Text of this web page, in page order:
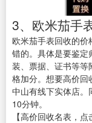
3、欧米茄手
欧米茄手表回收的
错的。具体是要鉴
装、票据、证书等等
格加分。想要高价回
中山有线下实体店
10分钟。
【高价回收名表，点